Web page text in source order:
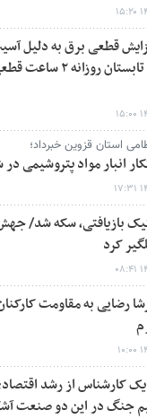
قطعی برق به دلیل
نجفی: در تابستان
استان قزوین خبرداد؛
انبار مواد پتروشیمی
بازیافتی، سکه شد/
کرد
رضایی به مقاومت
کارشناس از رشد
جنگ در این دو صنعت